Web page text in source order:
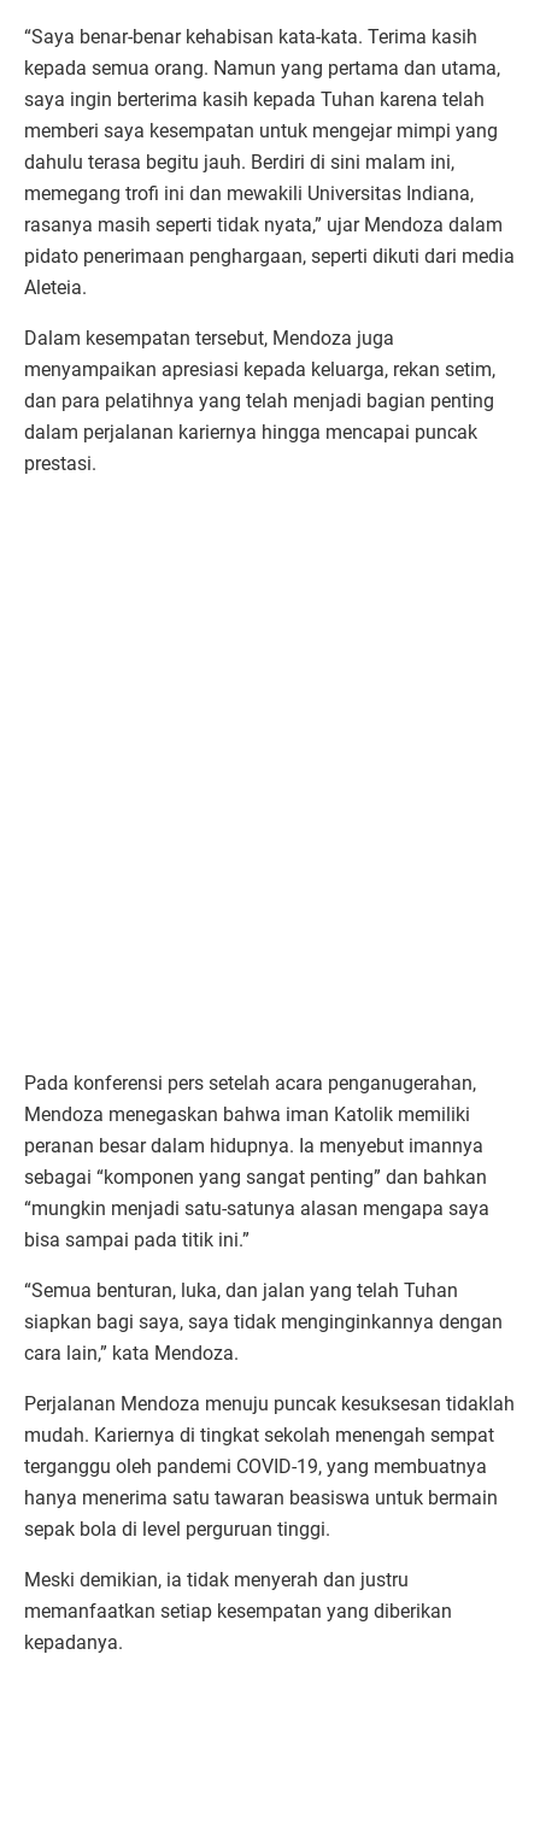
“Saya benar-benar kehabisan kata-kata. Terima kasih
kepada semua orang. Namun yang pertama dan utama,
saya ingin berterima kasih kepada Tuhan karena telah
memberi saya kesempatan untuk mengejar mimpi yang
dahulu terasa begitu jauh. Berdiri di sini malam ini,
memegang trofi ini dan mewakili Universitas Indiana,
rasanya masih seperti tidak nyata,” ujar Mendoza dalam
pidato penerimaan penghargaan, seperti dikuti dari media
Aleteia.
Dalam kesempatan tersebut, Mendoza juga
menyampaikan apresiasi kepada keluarga, rekan setim,
dan para pelatihnya yang telah menjadi bagian penting
dalam perjalanan kariernya hingga mencapai puncak
prestasi.
Pada konferensi pers setelah acara penganugerahan,
Mendoza menegaskan bahwa iman Katolik memiliki
peranan besar dalam hidupnya. Ia menyebut imannya
sebagai “komponen yang sangat penting” dan bahkan
“mungkin menjadi satu-satunya alasan mengapa saya
bisa sampai pada titik ini.”
“Semua benturan, luka, dan jalan yang telah Tuhan
siapkan bagi saya, saya tidak menginginkannya dengan
cara lain,” kata Mendoza.
Perjalanan Mendoza menuju puncak kesuksesan tidaklah
mudah. Kariernya di tingkat sekolah menengah sempat
terganggu oleh pandemi COVID-19, yang membuatnya
hanya menerima satu tawaran beasiswa untuk bermain
sepak bola di level perguruan tinggi.
Meski demikian, ia tidak menyerah dan justru
memanfaatkan setiap kesempatan yang diberikan
kepadanya.